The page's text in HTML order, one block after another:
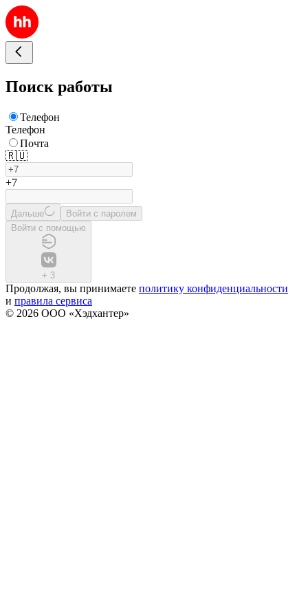
Поиск работы
Телефон
Телефон
Почта
🇷🇺
+7
Дальше
Войти с паролем
Войти с помощью
+ 3
Продолжая, вы принимаете политику конфиденциальности
и правила сервиса
© 2026 ООО «Хэдхантер»